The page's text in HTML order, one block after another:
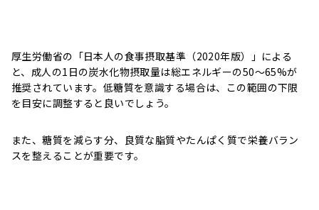
厚生労働省の「日本人の食事摂取基準（2020年版）」による
と、成人の1日の炭水化物摂取量は総エネルギーの50～65%が
推奨されています。低糖質を意識する場合は、この範囲の下限
を目安に調整すると良いでしょう。
また、糖質を減らす分、良質な脂質やたんぱく質で栄養バラン
スを整えることが重要です。